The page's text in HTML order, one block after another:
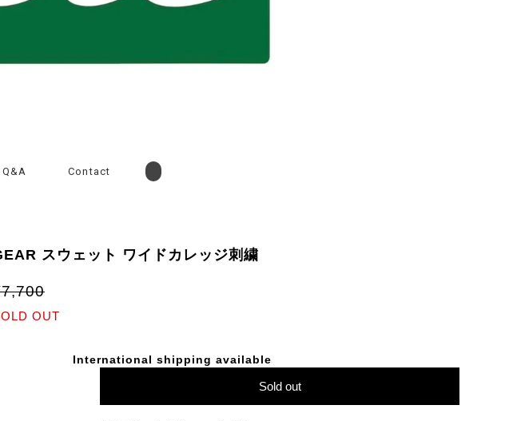
Q&A Contact
スウェット ワイドカレッジ刺繍
OUT
International shipping available
Sold out